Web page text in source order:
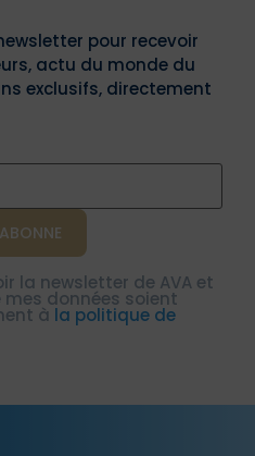
pour recevoir
actu du monde du
exclusifs, directement
la newsletter de AVA et
mes données soient
à la politique de